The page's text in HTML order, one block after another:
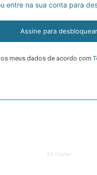
Faça-se assinante do
€
entre na sua conta para
Assine para desbloquear
meus dados de acordo com
AD Footer